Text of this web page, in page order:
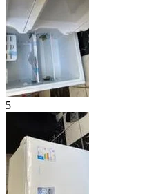
5